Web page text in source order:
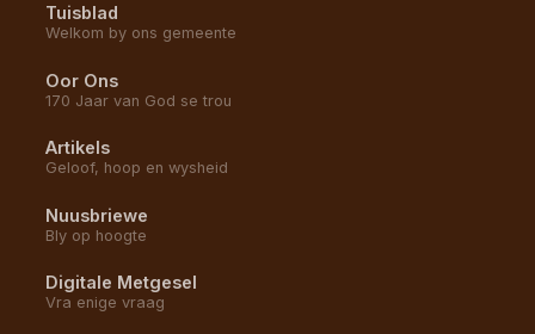
Tuisblad
Welkom by ons gemeente
Oor Ons
170 Jaar van God se trou
Artikels
Geloof, hoop en wysheid
Nuusbriewe
Bly op hoogte
Digitale Metgesel
Vra enige vraag